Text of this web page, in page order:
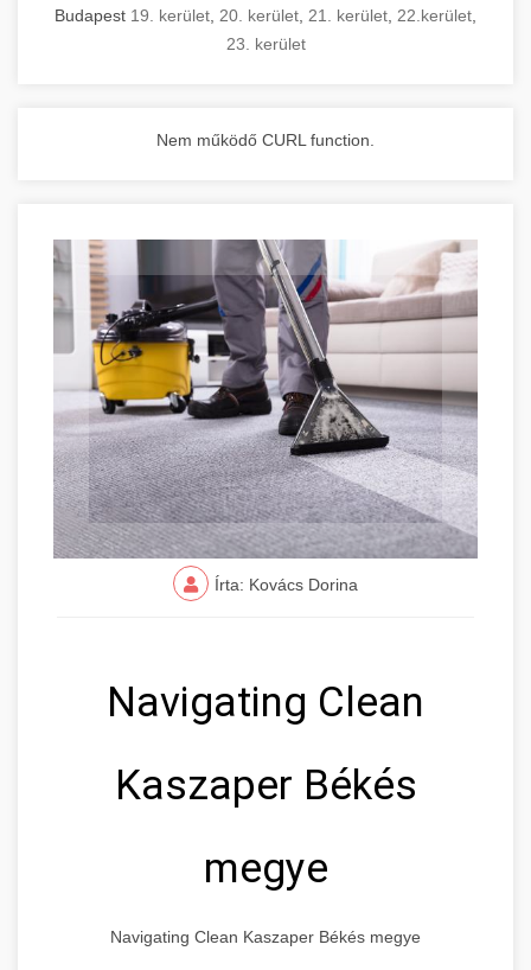
Budapest 19. kerület 20. kerület 21. kerület 22.kerület
23. kerület
Nem működő CURL function.
Írta: Kovács Dorina
Navigating Clean
Kaszaper Békés
megye
Navigating Clean Kaszaper Békés megye